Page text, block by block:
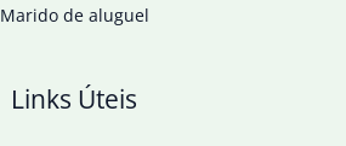
Marido de aluguel
Links Úteis